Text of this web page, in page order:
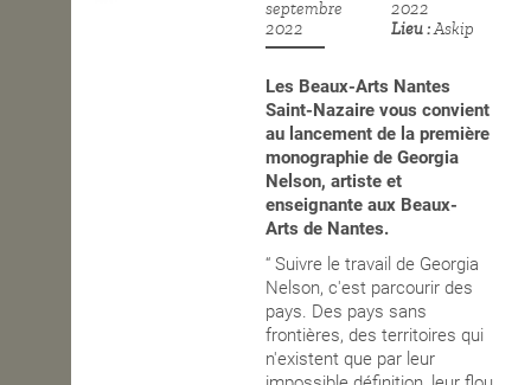
septembre
2022
2022
Lieu Askip
Les Beaux-Arts Nantes
Saint-Nazaire vous convient
au lancement de la première
monographie de Georgia
Nelson, artiste et
enseignante aux Beaux-
Arts de Nantes.
“ Suivre le travail de Georgia
Nelson, c'est parcourir des
pays. Des pays sans
frontières, des territoires qui
n'existent que par leur